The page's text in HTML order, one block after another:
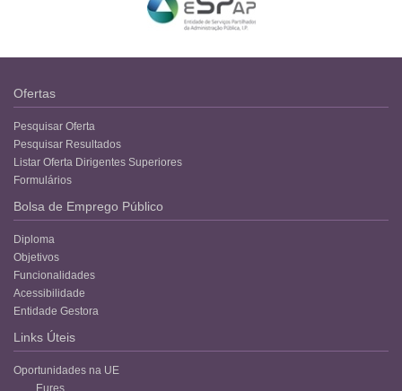
Ofertas
Pesquisar Oferta
Pesquisar Resultados
Listar Oferta Dirigentes Superiores
Formulários
Bolsa de Emprego Público
Diploma
Objetivos
Funcionalidades
Acessibilidade
Entidade Gestora
Links Úteis
Oportunidades na UE